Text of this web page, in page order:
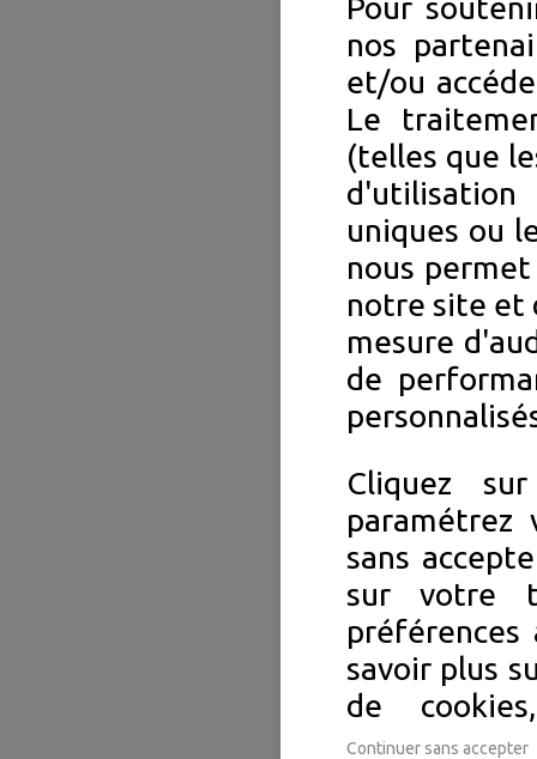
Pour
nos
et/ou
Le
(telles que
d'utilisation
uniques ou
nous
notre site et
mesure
de
Cliquez
paramétrez
sans
sur votre
savoir plus
de
Continuer sans accepter